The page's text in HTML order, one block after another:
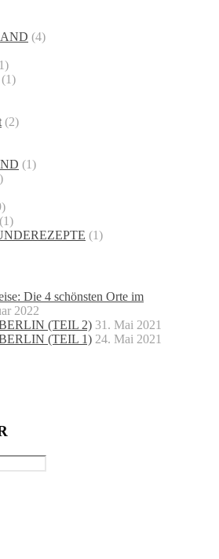
(4)
(1)
(2)
(1)
(1)
(1)
Die 4 schönsten Orte im
2022
(TEIL 2) 31. Mai 2021
(TEIL 1) 24. Mai 2021